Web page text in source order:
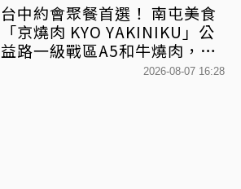
台中約會聚餐首選！ 南屯美食
「京燒肉 KYO YAKINIKU」公
益路一級戰區A5和牛燒肉，京
平雙人套餐全程專人代烤2026-08-07 16:28